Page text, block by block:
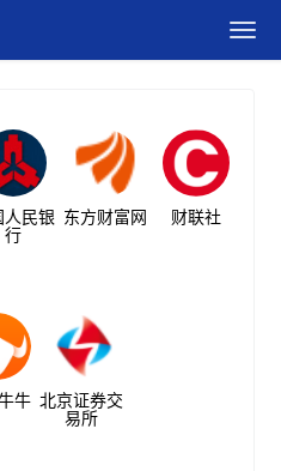
人民银
行
东方财富网 财联社
牛 北京证券交
易所